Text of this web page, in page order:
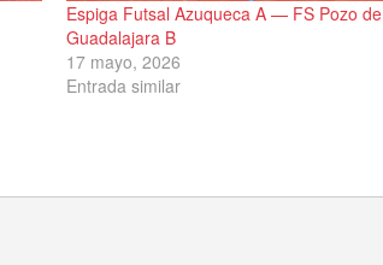
Espiga Futsal Azuqueca A — FS Pozo de
Guadalajara B
17 mayo, 2026
Entrada similar